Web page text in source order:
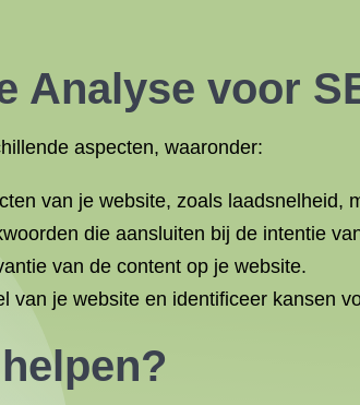
Analyse voor
aspecten, waaronder:
van je website, zoals laadsnelheid,
die aansluiten bij de intentie
van de content op je website.
van je website en identificeer kansen